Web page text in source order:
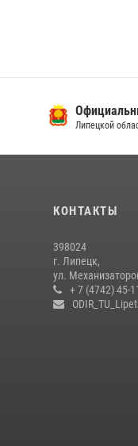
Липецкой
КОНТАКТЫ
398024
г. Липецк,
ул.
+ 7 (4742) 45-